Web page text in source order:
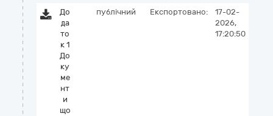
До
да
то
к 1
До
ку
ме
нт
и
що
публічний Експортовано:
17-02-
2026,
17:20:50